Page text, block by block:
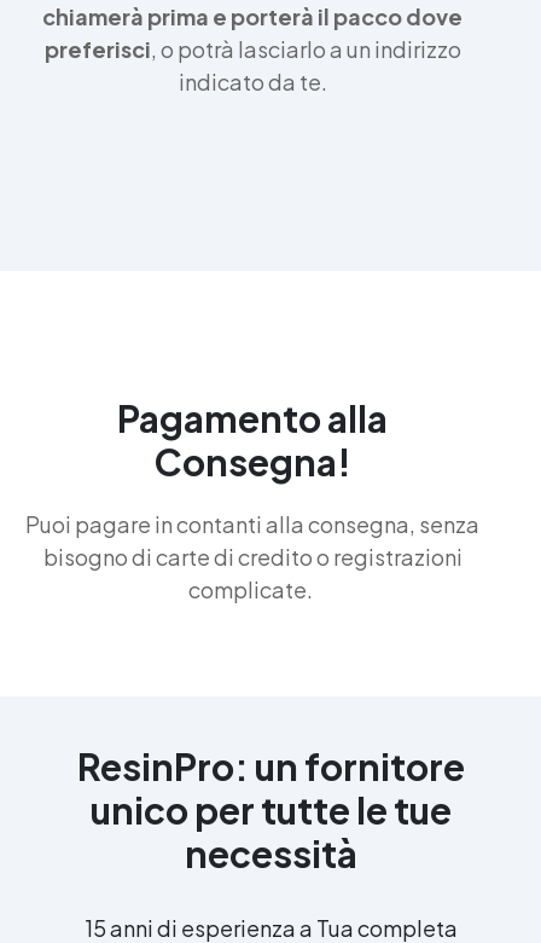
chiamerà prima e porterà il pacco dove
preferisci, o potrà lasciarlo a un indirizzo
indicato da te.
Pagamento alla
Consegna!
Puoi pagare in contanti alla consegna, senza
bisogno di carte di credito o registrazioni
complicate.
ResinPro: un fornitore
unico per tutte le tue
necessità
15 anni di esperienza a Tua completa